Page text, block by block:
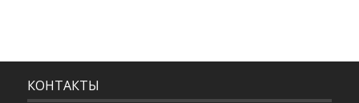
КОНТАКТЫ